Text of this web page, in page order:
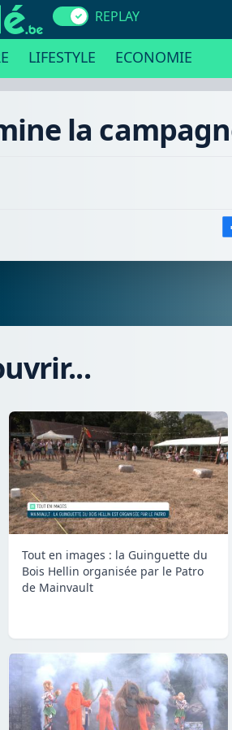
REPLAY
LIFESTYLE ECONOMIE
la
Tout en images : la Guinguette du
Bois Hellin organisée par le Patro
de Mainvault